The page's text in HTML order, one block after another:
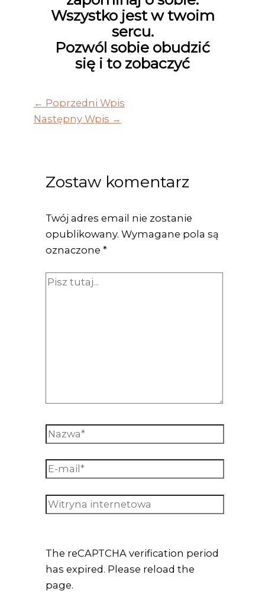
Wszystko jest w twoim
sercu.
Pozwól sobie obudzić
się i to zobaczyć
← Poprzedni Wpis
Następny Wpis →
Zostaw komentarz
Twój adres email nie zostanie
opublikowany. Wymagane pola są
oznaczone *
The reCAPTCHA verification period
has expired. Please reload the
page.